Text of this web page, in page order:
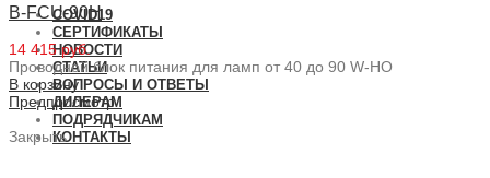
COVID19
СЕРТИФИКАТЫ
НОВОСТИ
СТАТЬИ
ВОПРОСЫ И ОТВЕТЫ
ДИЛЕРАМ
ПОДРЯДЧИКАМ
КОНТАКТЫ
B-FCU-90H
14 415 руб.
Проводной блок питания для ламп от 40 до 90 W-HO
В корзину
Предпросмотр
Закрыть